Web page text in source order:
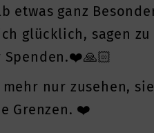
etwas ganz
glücklich, sagen
Spenden.❤️🙏🏻
mehr nur zusehen,
Grenzen. ❤️